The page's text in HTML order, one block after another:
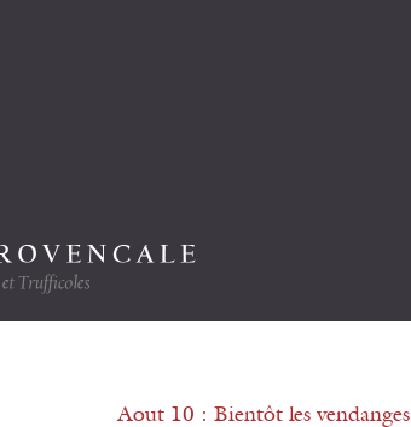
Aout 10 : Bientôt les vendanges